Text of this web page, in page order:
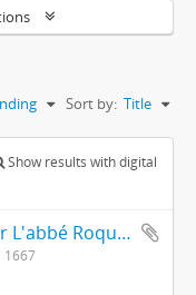
Sort by: Title
Show results with digital
Amours De Monsieur L'abbé Roquette avec Mademoiselle de Montauzier par Monsieur L'abbé Le Camus 1667
1667